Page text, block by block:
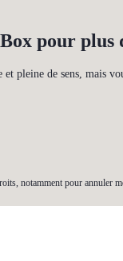
pour plus
et pleine de sens, mais
notamment pour annuler